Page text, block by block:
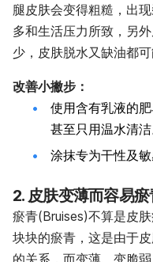
腿皮肤会变得粗糙，出
多和生活压力所致，另
少，皮肤脱水又缺油都
改善小撇步：
使用含有乳液的
甚至只用温水清洁
涂抹专为干性及敏
2. 皮肤变薄而容易瘀
瘀青(Bruises)不算是皮
块块的瘀青，这是由于
的关系，而变薄、变脆弱